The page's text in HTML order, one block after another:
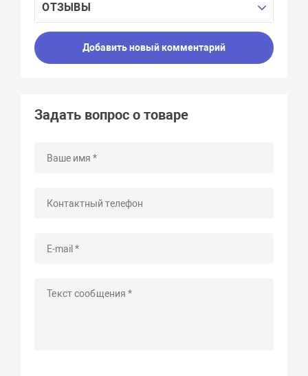
ОТЗЫВЫ
Добавить новый комментарий
Задать вопрос о товаре